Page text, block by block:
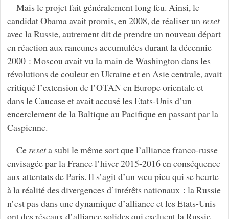
Mais le projet fait généralement long feu. Ainsi, le
candidat Obama avait promis, en 2008, de réaliser un reset
avec la Russie, autrement dit de prendre un nouveau départ
en réaction aux rancunes accumulées durant la décennie
2000 : Moscou avait vu la main de Washington dans les
révolutions de couleur en Ukraine et en Asie centrale, avait
critiqué l’extension de l’OTAN en Europe orientale et
dans le Caucase et avait accusé les Etats-Unis d’un
encerclement de la Baltique au Pacifique en passant par la
Caspienne.
Ce reseta subi le même sort que l’alliance franco-russe
envisagée par la France l’hiver 2015-2016 en conséquence
aux attentats de Paris. Il s’agit d’un vœu pieu qui se heurte
à la réalité des divergences d’intérêts nationaux : la Russie
n’est pas dans une dynamique d’alliance et les Etats-Unis
ont des réseaux d’alliance solides qui excluent la Russie.